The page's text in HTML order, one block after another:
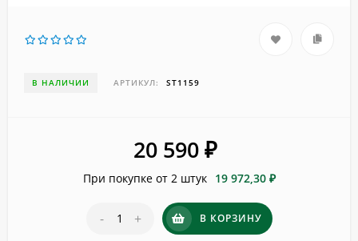
В НАЛИЧИИ АРТИКУЛ: ST1159
20 590 ₽
При покупке от 2 штук 19 972,30 ₽
- + В КОРЗИНУ